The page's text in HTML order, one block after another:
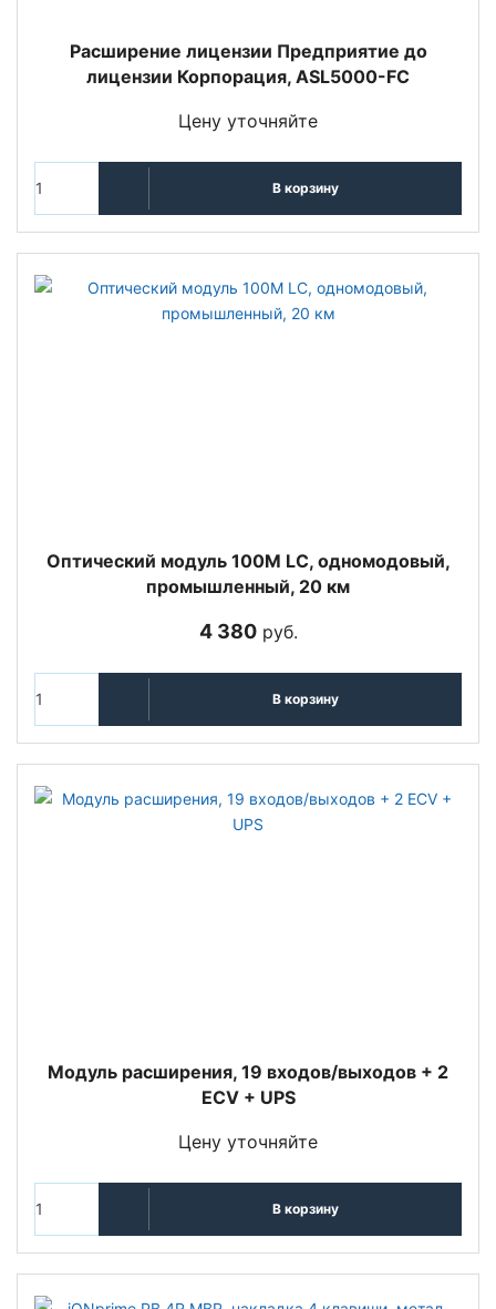
Расширение лицензии Предприятие до
лицензии Корпорация, ASL5000-FC
Цену уточняйте
В корзину
Оптический модуль 100M LC, одномодовый,
промышленный, 20 км
4 380руб.
В корзину
Модуль расширения, 19 входов/выходов + 2
ECV + UPS
Цену уточняйте
В корзину